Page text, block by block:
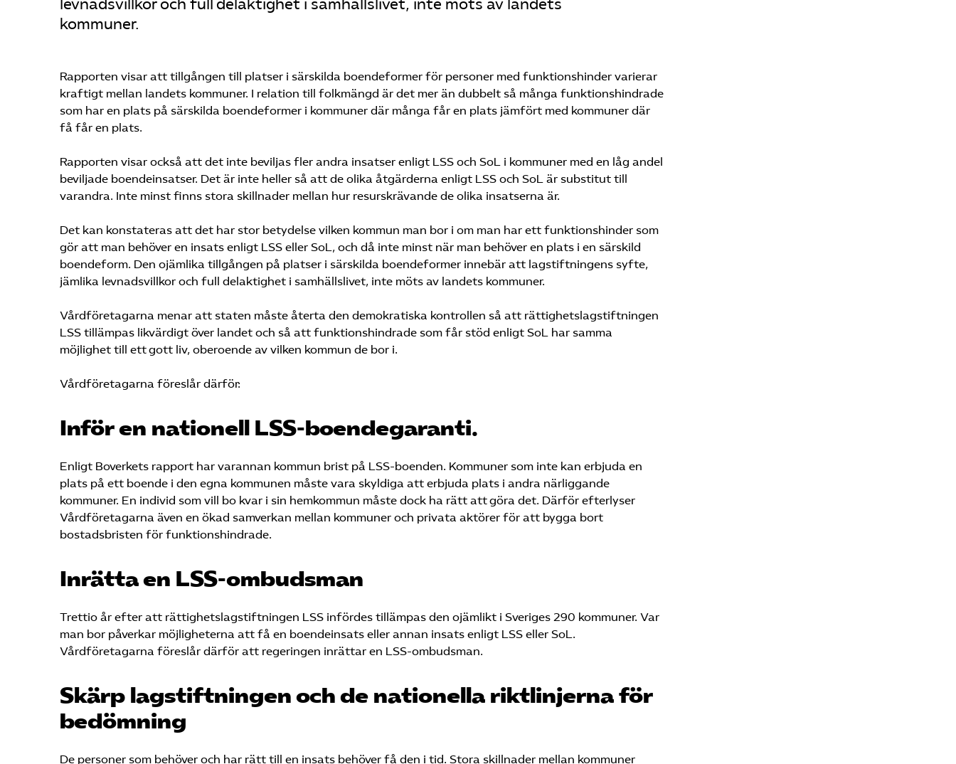
levnadsvillkor och full delaktighet i samhällslivet, inte möts av landets
kommuner.
Rapporten visar att tillgången till platser i särskilda boendeformer för personer med funktionshinder varierar
kraftigt mellan landets kommuner. I relation till folkmängd är det mer än dubbelt så många funktionshindrade
som har en plats på särskilda boendeformer i kommuner där många får en plats jämfört med kommuner där
få får en plats.
Rapporten visar också att det inte beviljas fler andra insatser enligt LSS och SoL i kommuner med en låg andel
beviljade boendeinsatser. Det är inte heller så att de olika åtgärderna enligt LSS och SoL är substitut till
varandra. Inte minst finns stora skillnader mellan hur resurskrävande de olika insatserna är.
Det kan konstateras att det har stor betydelse vilken kommun man bor i om man har ett funktionshinder som
gör att man behöver en insats enligt LSS eller SoL, och då inte minst när man behöver en plats i en särskild
boendeform. Den ojämlika tillgången på platser i särskilda boendeformer innebär att lagstiftningens syfte,
jämlika levnadsvillkor och full delaktighet i samhällslivet, inte möts av landets kommuner.
Vårdföretagarna menar att staten måste återta den demokratiska kontrollen så att rättighetslagstiftningen
LSS tillämpas likvärdigt över landet och så att funktionshindrade som får stöd enligt SoL har samma
möjlighet till ett gott liv, oberoende av vilken kommun de bor i.
Vårdföretagarna föreslår därför:
Inför en nationell LSS-boendegaranti.
Enligt Boverkets rapport har varannan kommun brist på LSS-boenden. Kommuner som inte kan erbjuda en
plats på ett boende i den egna kommunen måste vara skyldiga att erbjuda plats i andra närliggande
kommuner. En individ som vill bo kvar i sin hemkommun måste dock ha rätt att göra det. Därför efterlyser
Vårdföretagarna även en ökad samverkan mellan kommuner och privata aktörer för att bygga bort
bostadsbristen för funktionshindrade.
Inrätta en LSS-ombudsman
Trettio år efter att rättighetslagstiftningen LSS infördes tillämpas den ojämlikt i Sveriges 290 kommuner. Var
man bor påverkar möjligheterna att få en boendeinsats eller annan insats enligt LSS eller SoL.
Vårdföretagarna föreslår därför att regeringen inrättar en LSS-ombudsman.
Skärp lagstiftningen och de nationella riktlinjerna för
bedömning
De personer som behöver och har rätt till en insats behöver få den i tid. Stora skillnader mellan kommuner